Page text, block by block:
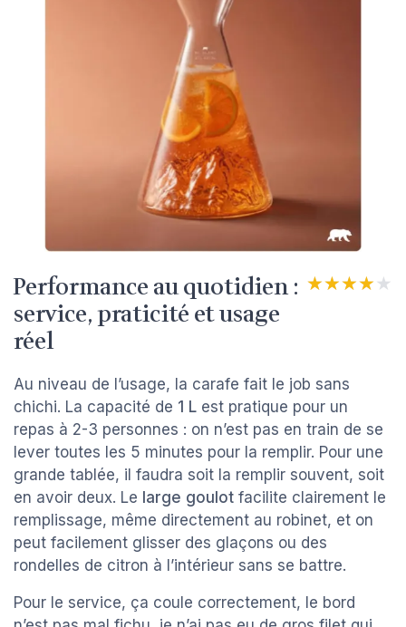
Performance au quotidien :
service, praticité et usage
réel
★★★★★
★★★★★
Au niveau de l’usage, la carafe fait le job sans
chichi. La capacité de 1 L est pratique pour un
repas à 2-3 personnes : on n’est pas en train de se
lever toutes les 5 minutes pour la remplir. Pour une
grande tablée, il faudra soit la remplir souvent, soit
en avoir deux. Le large goulot facilite clairement le
remplissage, même directement au robinet, et on
peut facilement glisser des glaçons ou des
rondelles de citron à l’intérieur sans se battre.
Pour le service, ça coule correctement, le bord